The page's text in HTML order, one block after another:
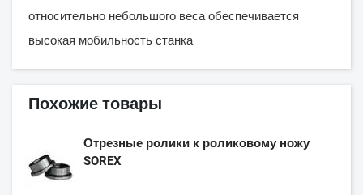
относительно небольшого веса обеспечивается
высокая мобильность станка
Похожие товары
Отрезные ролики к роликовому ножу
SOREX